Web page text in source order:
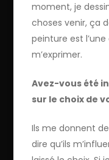
moment, je
choses venir, ça
peinture est
m’exprimer.
Avez-vous été
sur le choix de
Ils me donnent
dire qu’ils